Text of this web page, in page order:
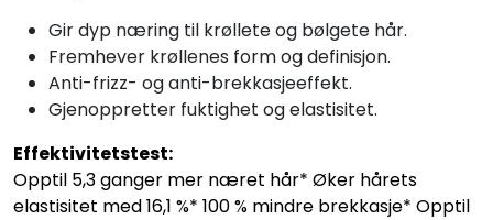
Gir dyp næring til krøllete og bølgete hår.
Fremhever krøllenes form og definisjon.
Anti-frizz- og anti-brekkasjeeffekt.
Gjenoppretter fuktighet og elastisitet.
Effektivitetstest:
Opptil 5,3 ganger mer næret hår* Øker hårets
elastisitet med 16,1 %* 100 % mindre brekkasje* Opptil